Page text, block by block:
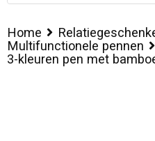
Home
Multifunctionele pennen
3-kleuren pen met